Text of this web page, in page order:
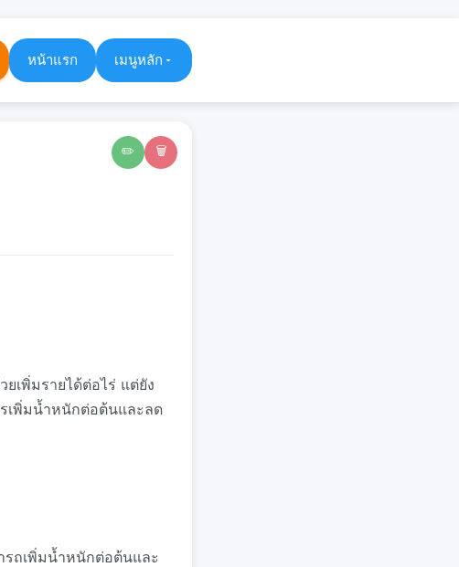
หน้าแรก เมนูหลัก
✏️ 🗑️
เพิ่มรายได้ต่อไร่ แต่ยัง
เพิ่มน้ำหนักต่อต้นและลด
ถเพิ่มน้ำหนักต่อต้นและ